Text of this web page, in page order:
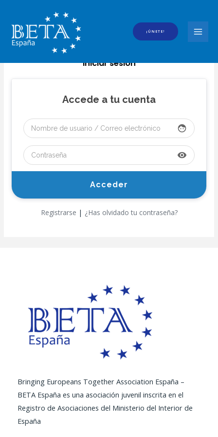
contenido
¡ÚNETE!
Iniciar sesión
Accede a tu cuenta
face
visibility
Registrarse | ¿Has olvidado tu contraseña?
Bringing Europeans Together Association España –
BETA España es una asociación juvenil inscrita en el
Registro de Asociaciones del Ministerio del Interior de
España